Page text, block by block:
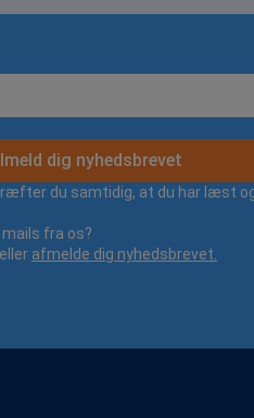
dig nyhedsbrevet
du samtidig, at du har læst
fra os?
afmelde dig nyhedsbrevet.